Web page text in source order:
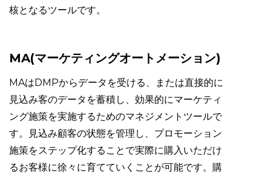
核となるツールです。
MA(マーケティングオートメーション)
MAはDMPからデータを受ける、または直接的に
見込み客のデータを蓄積し、効果的にマーケティ
ング施策を実施するためのマネジメントツールで
す。見込み顧客の状態を管理し、プロモーション
施策をステップ化することで実際に購入いただけ
るお客様に徐々に育てていくことが可能です。購